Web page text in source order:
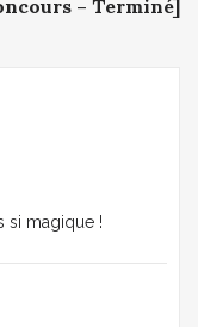
– Terminé]
si magique !